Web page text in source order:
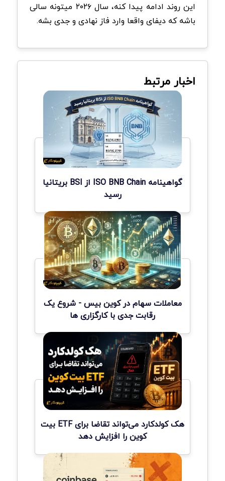
این روند ادامه پیدا کنه، سال ۲۰۲۶ میتونه سالی
باشه که دیفای واقعا وارد فاز نهادی و جدی بشه.
اخبار مرتبط
گواهینامه ISO BNB Chain از BSI بریتانیا
رسید
معاملات سهام در کوین بیس - شروع یک
رقابت جدی با کارگزاری ها
هک کولدکارد می‌تواند تقاضا برای ETF بیت
کوین را افزایش دهد